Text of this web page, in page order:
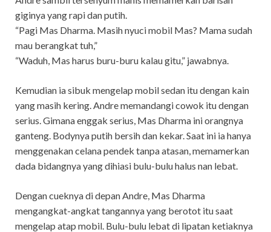
giginya yang rapi dan putih.
“Pagi Mas Dharma. Masih nyuci mobil Mas? Mama sudah
mau berangkat tuh,”
“Waduh, Mas harus buru-buru kalau gitu,” jawabnya.
Kemudian ia sibuk mengelap mobil sedan itu dengan kain
yang masih kering. Andre memandangi cowok itu dengan
serius. Gimana enggak serius, Mas Dharma ini orangnya
ganteng. Bodynya putih bersih dan kekar. Saat ini ia hanya
menggenakan celana pendek tanpa atasan, memamerkan
dada bidangnya yang dihiasi bulu-bulu halus nan lebat.
Dengan cueknya di depan Andre, Mas Dharma
mengangkat-angkat tangannya yang berotot itu saat
mengelap atap mobil. Bulu-bulu lebat di lipatan ketiaknya